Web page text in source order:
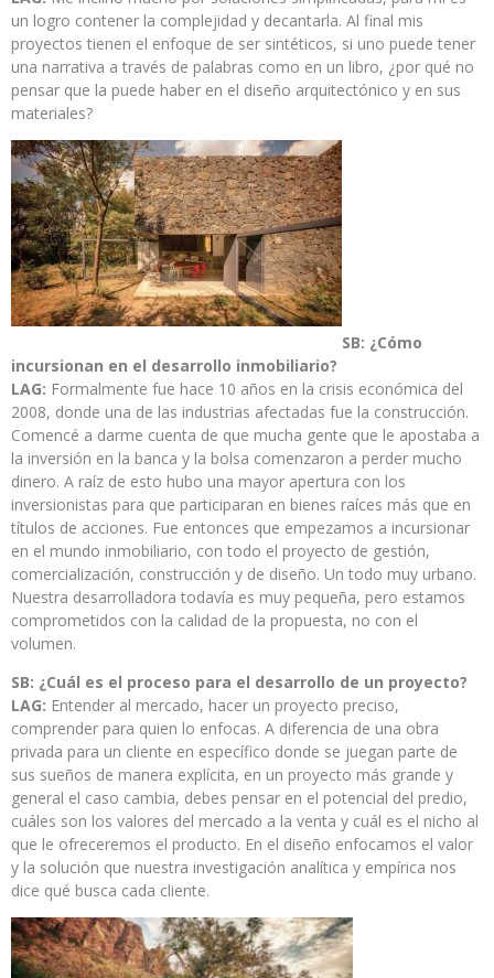
un logro contener la complejidad y decantarla. Al final mis
proyectos tienen el enfoque de ser sintéticos, si uno puede tener
una narrativa a través de palabras como en un libro, ¿por qué no
pensar que la puede haber en el diseño arquitectónico y en sus
materiales?
SB: ¿Cómo
incursionan en el desarrollo inmobiliario?
LAG: Formalmente fue hace 10 años en la crisis económica del
2008, donde una de las industrias afectadas fue la construcción.
Comencé a darme cuenta de que mucha gente que le apostaba a
la inversión en la banca y la bolsa comenzaron a perder mucho
dinero. A raíz de esto hubo una mayor apertura con los
inversionistas para que participaran en bienes raíces más que en
títulos de acciones. Fue entonces que empezamos a incursionar
en el mundo inmobiliario, con todo el proyecto de gestión,
comercialización, construcción y de diseño. Un todo muy urbano.
Nuestra desarrolladora todavía es muy pequeña, pero estamos
comprometidos con la calidad de la propuesta, no con el
volumen.
SB: ¿Cuál es el proceso para el desarrollo de un proyecto?
LAG: Entender al mercado, hacer un proyecto preciso,
comprender para quien lo enfocas. A diferencia de una obra
privada para un cliente en específico donde se juegan parte de
sus sueños de manera explícita, en un proyecto más grande y
general el caso cambia, debes pensar en el potencial del predio,
cuáles son los valores del mercado a la venta y cuál es el nicho al
que le ofreceremos el producto. En el diseño enfocamos el valor
y la solución que nuestra investigación analítica y empírica nos
dice qué busca cada cliente.